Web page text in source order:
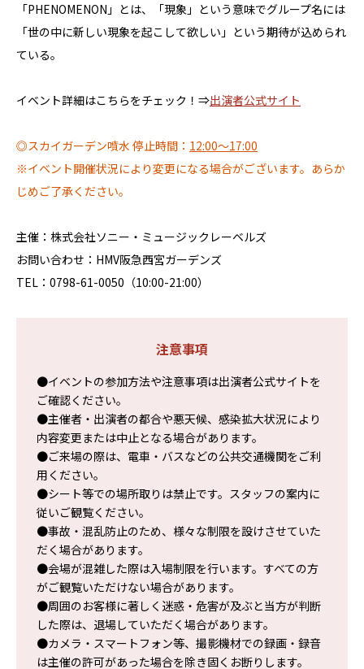
「PHENOMENON」とは、「現象」という意味でグループ名には
「世の中に新しい現象を起こして欲しい」という期待が込められ
ている。
イベント詳細はこちらをチェック！⇒出演者公式サイト
◎スカイガーデン噴水 停止時間： 12:00～17:00
※イベント開催状況により変更になる場合がございます。あらか
じめご了承ください。
主催：株式会社ソニー・ミュージックレーベルズ
お問い合わせ：HMV阪急西宮ガーデンズ
TEL：0798-61-0050（10:00-21:00）
注意事項
●イベントの参加方法や注意事項は出演者公式サイトを
ご確認ください。
●主催者・出演者の都合や悪天候、感染拡大状況により
内容変更または中止となる場合があります。
●ご来場の際は、電車・バスなどの公共交通機関をご利
用ください。
●シート等での場所取りは禁止です。スタッフの案内に
従いご観覧ください。
●事故・混乱防止のため、様々な制限を設けさせていた
だく場合があります。
●会場が混雑した際は入場制限を行います。すべての方
がご観覧いただけない場合があります。
●周囲のお客様に著しく迷惑・危害が及ぶと当方が判断
した際は、退場していただく場合があります。
●カメラ・スマートフォン等、撮影機材での録画・録音
は主催の許可があった場合を除き固くお断りします。